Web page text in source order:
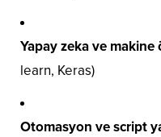
Yapay zeka ve makine
learn, Keras)
Otomasyon ve script